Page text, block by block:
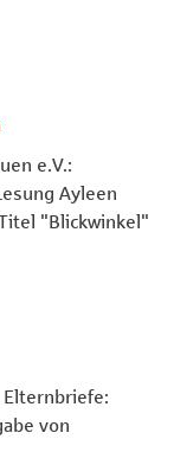
e.V.:
Ayleen
"Blickwinkel"
von